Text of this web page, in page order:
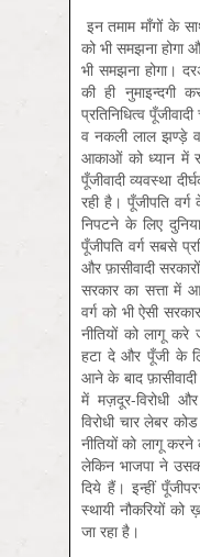
इन तमाम माँगों के
को भी समझना होगा
भी समझना होगा।
की ही नुमाइन्दगी
प्रतिनिधित्व
व नकली लाल झण्ड़े
आकाओं को ध्यान में
पूँजीवादी व्यवस्था
रही है। पूँजीपति
निपटने के लिए
पूँजीपति वर्ग सबसे
और फ़ासीवादी
सरकार का सत्ता में
वर्ग को भी ऐसी
नीतियों को लागू करे
हटा दे और पूँजी के
आने के बाद
में मज़दूर-विरोधी
विरोधी चार लेबर
नीतियों को लागू
लेकिन भाजपा ने
दिये हैं। इन्हीं
स्थायी नौकरियों को
जा रहा है।